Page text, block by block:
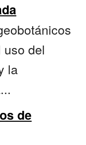
del
la
de